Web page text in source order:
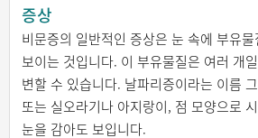
증상
비문증의 일반적인 증상은 눈 속에 부유
보이는 것입니다. 이 부유물질은 여러 개
변할 수 있습니다. 날파리증이라는 이름
또는 실오라기나 아지랑이, 점 모양으로
눈을 감아도 보입니다.